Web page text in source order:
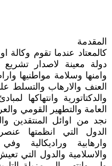
المقدمة
كالمعتاد عندما تقوم
دولة معينة لاصدار
وامنها وسلامة مواطنيها
العنف والارهاب والتسلط
والدكتاتورية وانتهاكها
العامة والتطهير القومي
نجد من اوائل المنتقدين
الدول التي انظمتها
وارهابية وراديكالية
والاسلامية والدول التي